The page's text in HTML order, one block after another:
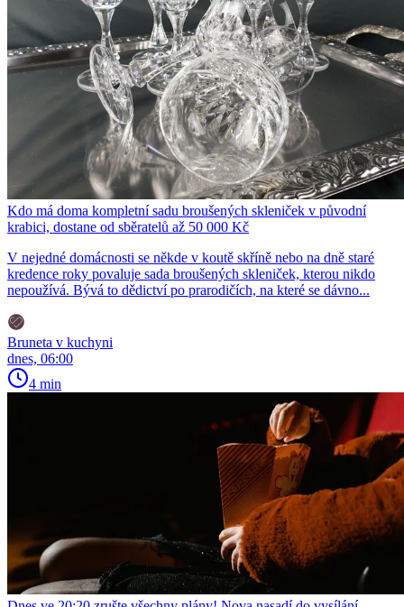
Kdo má doma kompletní sadu broušených skleniček v původní
krabici, dostane od sběratelů až 50 000 Kč
V nejedné domácnosti se někde v koutě skříně nebo na dně staré
kredence roky povaluje sada broušených skleniček, kterou nikdo
nepoužívá. Bývá to dědictví po prarodičích, na které se dávno...
Bruneta v kuchyni
dnes, 06:00
4 min